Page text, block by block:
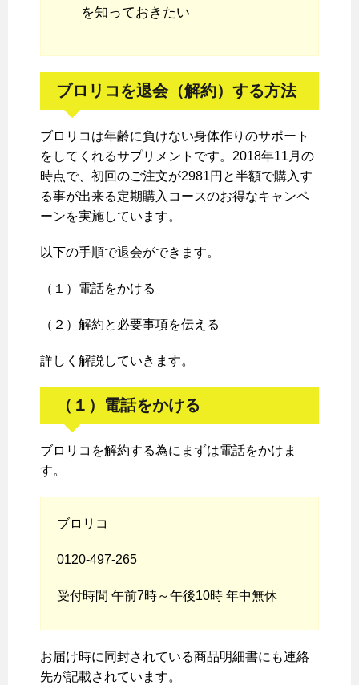
を知っておきたい
ブロリコを退会（解約）する方法
ブロリコは年齢に負けない身体作りのサポート
をしてくれるサプリメントです。2018年11月の
時点で、初回のご注文が2981円と半額で購入す
る事が出来る定期購入コースのお得なキャンペ
ーンを実施しています。
以下の手順で退会ができます。
（１）電話をかける
（２）解約と必要事項を伝える
詳しく解説していきます。
（１）電話をかける
ブロリコを解約する為にまずは電話をかけま
す。
ブロリコ
0120-497-265
受付時間 午前7時～午後10時 年中無休
お届け時に同封されている商品明細書にも連絡
先が記載されています。